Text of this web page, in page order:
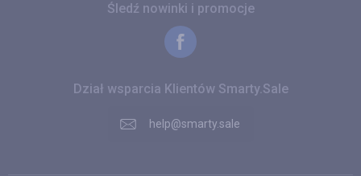
Śledź nowinki i promocje
Dział wsparcia Klientów Smarty.Sale
help@smarty.sale